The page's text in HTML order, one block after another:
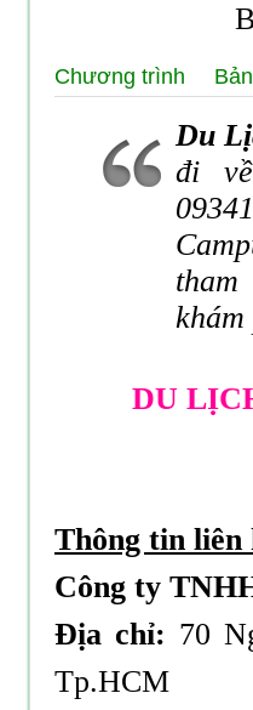
Chương trình
Du
đi
tham
DU
Thông tin liên
Công ty
Địa chỉ: 70
Tp.HCM